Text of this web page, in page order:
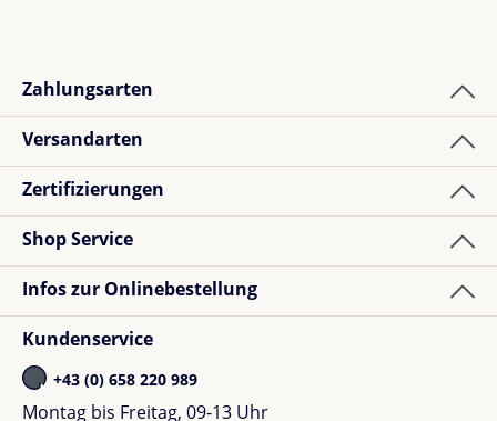
Zahlungsarten
Versandarten
Zertifizierungen
Shop Service
Infos zur Onlinebestellung
Kundenservice
+43 (0) 658 220 989
Montag bis Freitag, 09-13 Uhr